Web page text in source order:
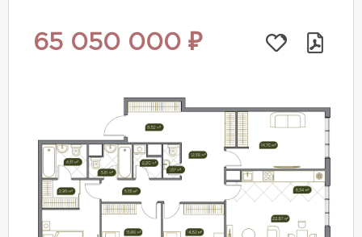
65 050 000 ₽